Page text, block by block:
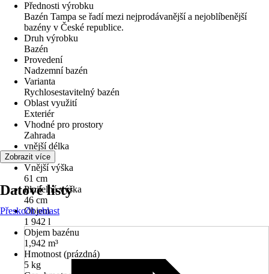
Přednosti výrobku
Bazén Tampa se řadí mezi nejprodávanější a nejoblíbenější
bazény v České republice.
Druh výrobku
Bazén
Provedení
Nadzemní bazén
Varianta
Rychlosestavitelný bazén
Oblast využití
Exteriér
Vhodné pro prostory
Zahrada
vnější délka
244 cm
Vnější výška
61 cm
Plnitelná výška
46 cm
Objem
1 942 l
Objem bazénu
1,942 m³
Hmotnost (prázdná)
5 kg
Zobrazit více
Datové listy
Přeskočit oblast